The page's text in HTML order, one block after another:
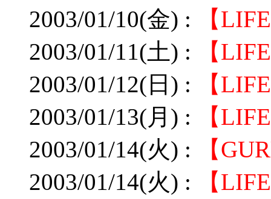
2003/01/10(金) :
【
2003/01/11(土) :
【
2003/01/12(日) :
【
2003/01/13(月) :
【
2003/01/14(火) :
【
2003/01/14(火) :
【